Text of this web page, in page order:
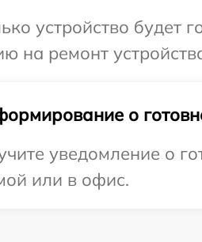
устройство
на ремонт
о
уведомление о
или в офис.